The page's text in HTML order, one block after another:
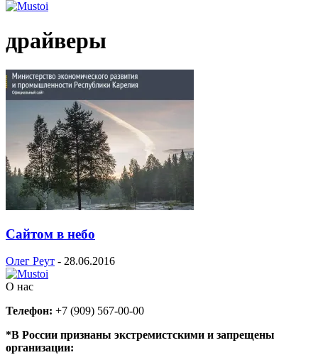
драйверы
Сайтом в небо
Олег Реут - 28.06.2016
О нас
Телефон: +7 (909) 567-00-00
*В России признаны экстремистскими и запрещены
организации: